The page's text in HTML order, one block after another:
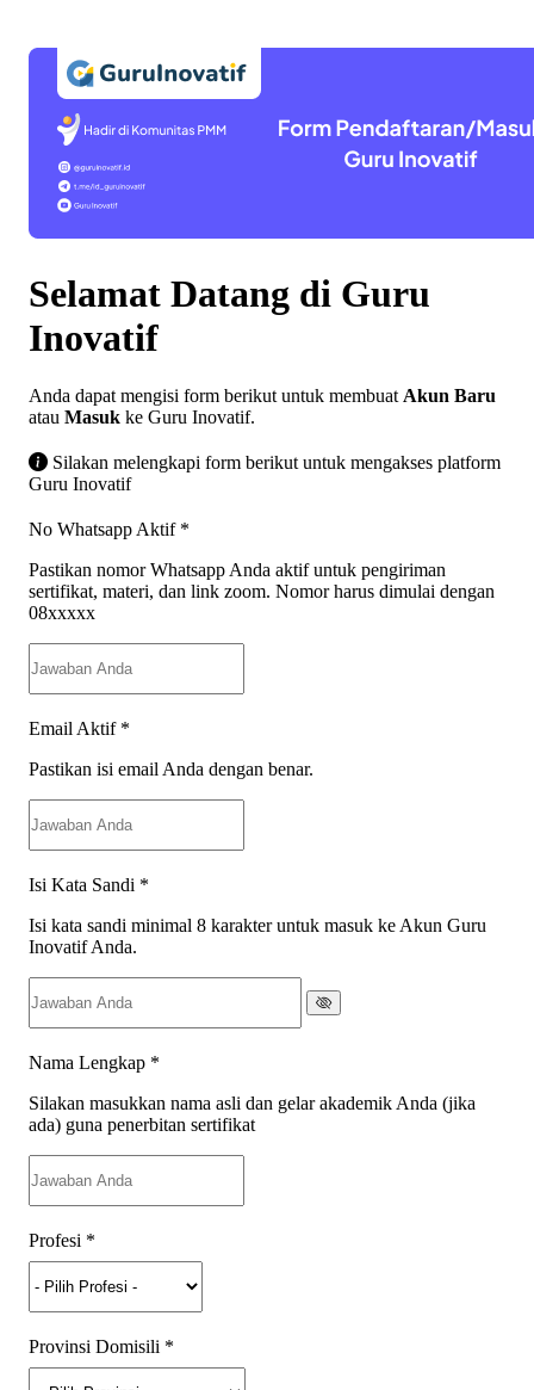
Selamat Datang di Guru
Inovatif
Anda dapat mengisi form berikut untuk membuatAkun Baru
atau Masuk ke Guru Inovatif.
Silakan melengkapi form berikut untuk mengakses platform
Guru Inovatif
No Whatsapp Aktif *
Pastikan nomor Whatsapp Anda aktif untuk pengiriman
sertifikat, materi, dan link zoom. Nomor harus dimulai dengan
08xxxxx
Email Aktif *
Pastikan isi email Anda dengan benar.
Isi Kata Sandi *
Isi kata sandi minimal 8 karakter untuk masuk ke Akun Guru
Inovatif Anda.
Nama Lengkap *
Silakan masukkan nama asli dan gelar akademik Anda (jika
ada) guna penerbitan sertifikat
Profesi *
Provinsi Domisili *